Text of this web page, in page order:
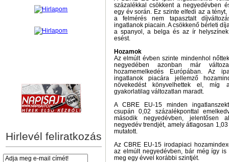
Hirlevél feliratkozás
százalékkal csökkent a negyedévben
egy év során. Ez szinte elfedi az a
a felmérés nem tapasztalt
ingatlanok piacain. A csökkenő bérleti
a spanyol, a belga és az ír
esést.
Hozamok
Az elmúlt évben szinte mindenhol
negyedében azonban már
hozamemelkedés Európában. Az
ingatlanok piacára jellemző
növekedést könyvelhettek el, míg
gyakorlatilag változatlan maradt.
A CBRE EU-15 minden
csupán 0,02 százalékponttal
második negyedévben, jelentősen
negyedév trendjét, amely átlagosan
mutatott.
Az CBRE EU-15 irodapiaci
az elmúlt negyedévben, bár még így
meg egy évvel korábbi szintjét.